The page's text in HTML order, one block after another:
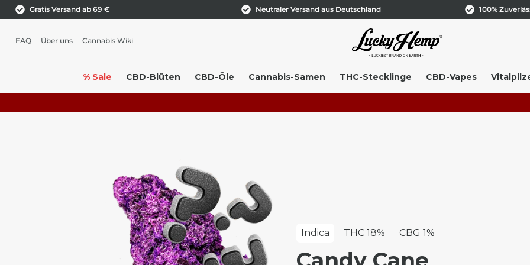
Gratis Versand ab 69 € Neutraler Versand aus Deutschland 100%
FAQ Über uns Cannabis Wiki
% Sale CBD-Blüten CBD-Öle Cannabis-Samen THC-Stecklinge CBD-Vapes
Indica THC 18% CBG 1%